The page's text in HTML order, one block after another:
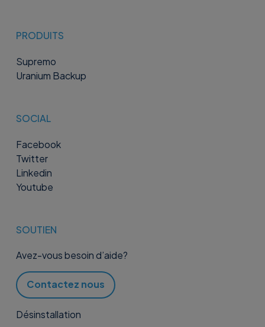
PRODUITS
Supremo
Uranium Backup
SOCIAL
Facebook
Twitter
Linkedin
Youtube
SOUTIEN
Avez-vous besoin d’aide?
Contactez nous
Désinstallation